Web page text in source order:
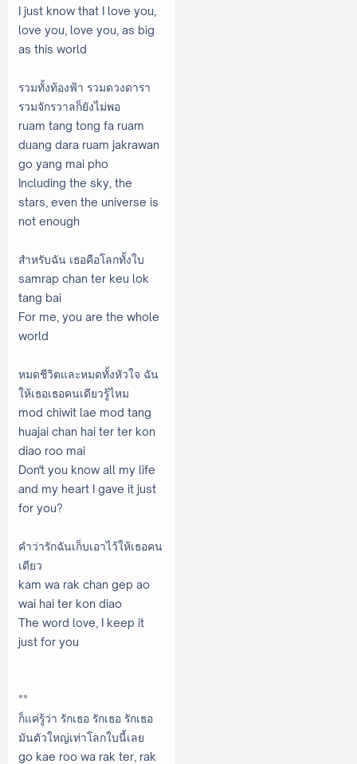
I just know that I love you,
love you, love you, as big
as this world
รวมทั้งท้องฟ้า รวมดวงดารา
รวมจักรวาลก็ยังไม่พอ
ruam tang tong fa ruam
duang dara ruam jakrawan
go yang mai pho
Including the sky, the
stars, even the universe is
not enough
สำหรับฉัน เธอคือโลกทั้งใบ
samrap chan ter keu lok
tang bai
For me, you are the whole
world
หมดชีวิตและหมดทั้งหัวใจ ฉัน
ให้เธอเธอคนเดียวรู้ไหม
mod chiwit lae mod tang
huajai chan hai ter ter kon
diao roo mai
Don't you know all my life
and my heart I gave it just
for you?
คำว่ารักฉันเก็บเอาไว้ให้เธอคน
เดียว
kam wa rak chan gep ao
wai hai ter kon diao
The word love, I keep it
just for you
**
ก็แค่รู้ว่า รักเธอ รักเธอ รักเธอ
มันตัวใหญ่เท่าโลกใบนี้เลย
go kae roo wa rak ter, rak